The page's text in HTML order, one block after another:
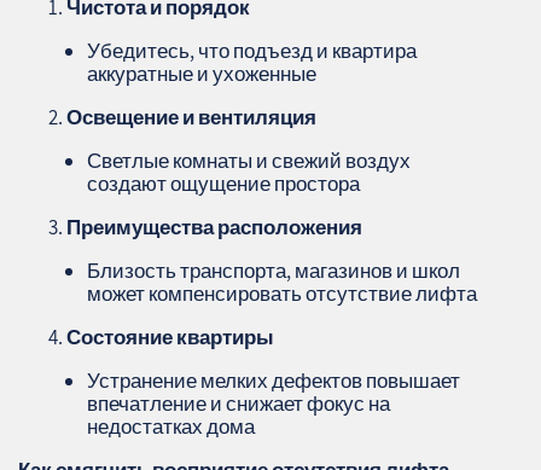
Чистота и порядок
Убедитесь, что подъезд и квартира
аккуратные и ухоженные
Освещение и вентиляция
Светлые комнаты и свежий воздух
создают ощущение простора
Преимущества расположения
Близость транспорта, магазинов и школ
может компенсировать отсутствие лифта
Состояние квартиры
Устранение мелких дефектов повышает
впечатление и снижает фокус на
недостатках дома